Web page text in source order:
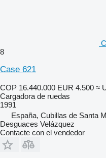
8
Case 621
COP 16.440.000 EUR 4.500 ≈
Cargadora de ruedas
1991
España, Cubillas de Santa
Desguaces Velázquez
Contacte con el vendedor